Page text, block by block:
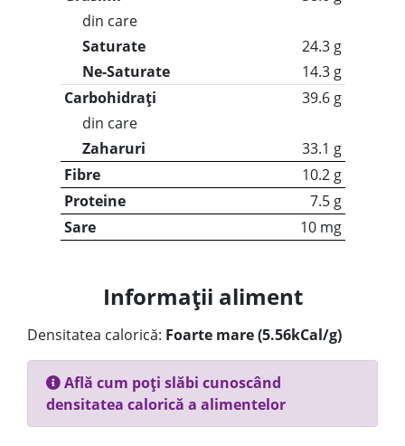
din care
Saturate
24.3 g
Ne-Saturate
14.3 g
Carbohidrați
39.6 g
din care
Zaharuri
33.1 g
Fibre
10.2 g
Proteine
7.5 g
Sare
10 mg
Informații aliment
Densitatea calorică: Foarte mare (5.56kCal/g)
Află cum poți slăbi cunoscând
densitatea calorică a alimentelor